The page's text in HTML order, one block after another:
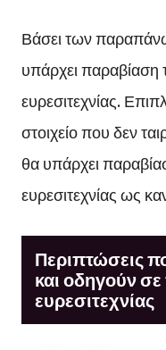
Βάσει των
υπάρχει παραβίαση
ευρεσιτεχνίας.
στοιχείο που δεν
θα υπάρχει
ευρεσιτεχνίας ως
Περιπτώσεις
και οδηγούν
ευρεσιτεχνίας